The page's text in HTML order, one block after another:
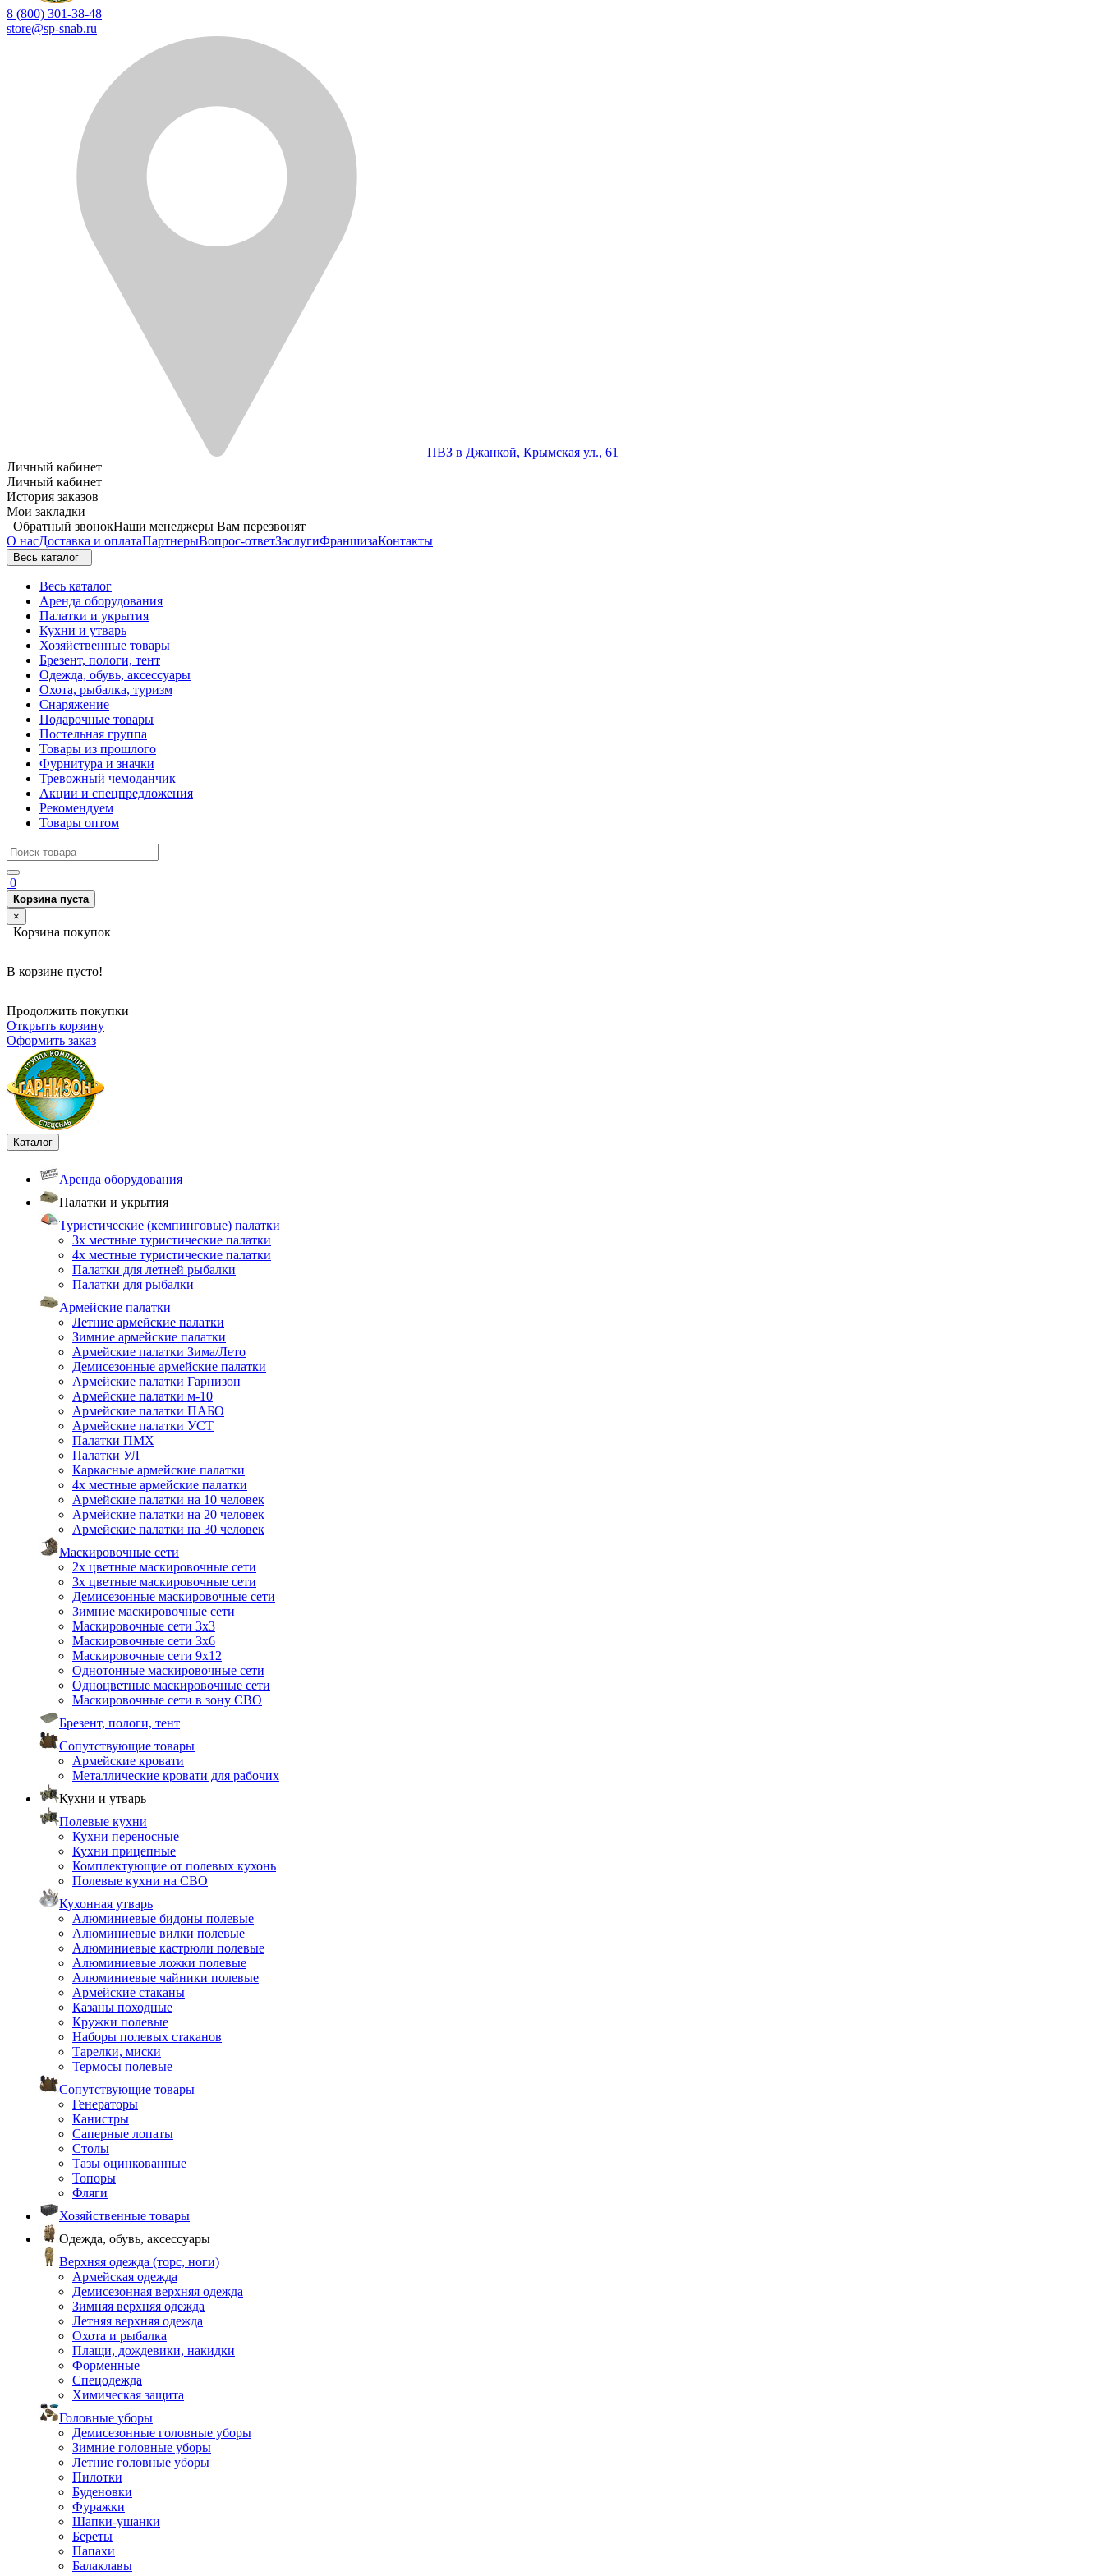
8 (800) 301-38-48
store@sp-snab.ru
ПВЗ в Джанкой, Крымская ул., 61
Личный кабинет
Личный кабинет
История заказов
Мои закладки
Обратный звонокНаши менеджеры Вам перезвонят
О насДоставка и оплатаПартнерыВопрос-ответЗаслугиФраншизаКонтакты
Весь каталог
Весь каталог
Аренда оборудования
Палатки и укрытия
Кухни и утварь
Хозяйственные товары
Брезент, пологи, тент
Одежда, обувь, аксессуары
Охота, рыбалка, туризм
Снаряжение
Подарочные товары
Постельная группа
Товары из прошлого
Фурнитура и значки
Тревожный чемоданчик
Акции и спецпредложения
Рекомендуем
Товары оптом
0
Корзина пуста
×
Корзина покупок
В корзине пусто!
Продолжить покупки
Открыть корзину
Оформить заказ
Каталог
Аренда оборудования
Палатки и укрытия
Туристические (кемпинговые) палатки
3х местные туристические палатки
4х местные туристические палатки
Палатки для летней рыбалки
Палатки для рыбалки
Армейские палатки
Летние армейские палатки
Зимние армейские палатки
Армейские палатки Зима/Лето
Демисезонные армейские палатки
Армейские палатки Гарнизон
Армейские палатки м-10
Армейские палатки ПАБО
Армейские палатки УСТ
Палатки ПМХ
Палатки УЛ
Каркасные армейские палатки
4х местные армейские палатки
Армейские палатки на 10 человек
Армейские палатки на 20 человек
Армейские палатки на 30 человек
Маскировочные сети
2х цветные маскировочные сети
3х цветные маскировочные сети
Демисезонные маскировочные сети
Зимние маскировочные сети
Маскировочные сети 3х3
Маскировочные сети 3х6
Маскировочные сети 9х12
Однотонные маскировочные сети
Одноцветные маскировочные сети
Маскировочные сети в зону СВО
Брезент, пологи, тент
Сопутствующие товары
Армейские кровати
Металлические кровати для рабочих
Кухни и утварь
Полевые кухни
Кухни переносные
Кухни прицепные
Комплектующие от полевых кухонь
Полевые кухни на СВО
Кухонная утварь
Алюминиевые бидоны полевые
Алюминиевые вилки полевые
Алюминиевые кастрюли полевые
Алюминиевые ложки полевые
Алюминиевые чайники полевые
Армейские стаканы
Казаны походные
Кружки полевые
Наборы полевых стаканов
Тарелки, миски
Термосы полевые
Сопутствующие товары
Генераторы
Канистры
Саперные лопаты
Столы
Тазы оцинкованные
Топоры
Фляги
Хозяйственные товары
Одежда, обувь, аксессуары
Верхняя одежда (торс, ноги)
Армейская одежда
Демисезонная верхняя одежда
Зимняя верхняя одежда
Летняя верхняя одежда
Охота и рыбалка
Плащи, дождевики, накидки
Форменные
Спецодежда
Химическая защита
Головные уборы
Демисезонные головные уборы
Зимние головные уборы
Летние головные уборы
Пилотки
Буденовки
Фуражки
Шапки-ушанки
Береты
Папахи
Балаклавы